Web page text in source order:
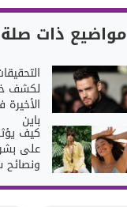
مواضيع ذات صلة
لكشف
باين
كيف
على
ونصائح